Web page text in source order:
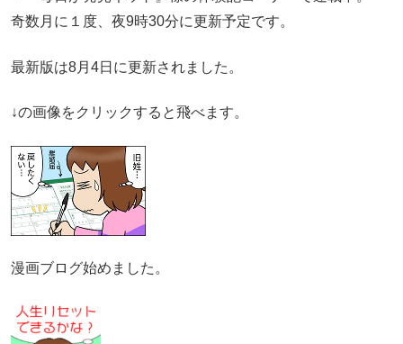
奇数月に１度、夜9時30分に更新予定です。
最新版は8月4日に更新されました。
↓の画像をクリックすると飛べます。
漫画ブログ始めました。